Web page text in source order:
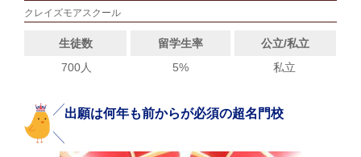
クレイズモアスクール
生徒数 留学生率
公立/私立
700人
5% 私立
出願は何年も前からが必須の超名門校